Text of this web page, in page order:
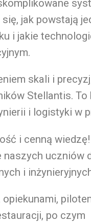
jak powstają
i jakie
skali i
Stellantis. To
i logistyki w
i cenną
naszych uczniów
i
po czym